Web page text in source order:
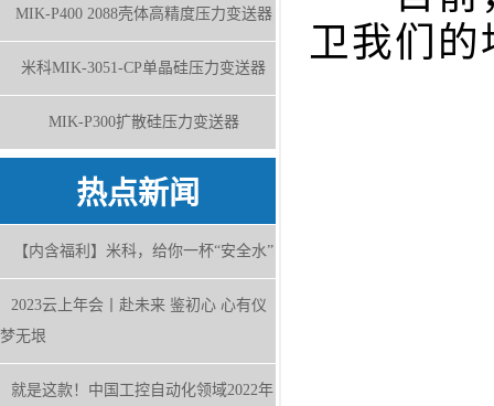
MIK-P400 2088壳体高精度压力变送器
米科MIK-3051-CP单晶硅压力变送器
MIK-P300扩散硅压力变送器
热点新闻
【内含福利】米科，给你一杯“安全水”
2023云上年会丨赴未来 鉴初心 心有仪
梦无垠
就是这款！中国工控自动化领域2022年
卫我们